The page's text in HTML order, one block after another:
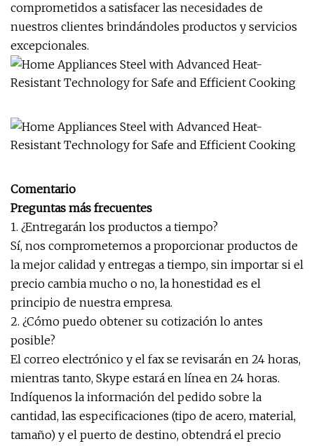
comprometidos a satisfacer las necesidades de
nuestros clientes brindándoles productos y servicios
excepcionales.
Comentario
Preguntas más frecuentes
1. ¿Entregarán los productos a tiempo?
Sí, nos comprometemos a proporcionar productos de
la mejor calidad y entregas a tiempo, sin importar si el
precio cambia mucho o no, la honestidad es el
principio de nuestra empresa.
2. ¿Cómo puedo obtener su cotización lo antes
posible?
El correo electrónico y el fax se revisarán en 24 horas,
mientras tanto, Skype estará en línea en 24 horas.
Indíquenos la información del pedido sobre la
cantidad, las especificaciones (tipo de acero, material,
tamaño) y el puerto de destino, obtendrá el precio